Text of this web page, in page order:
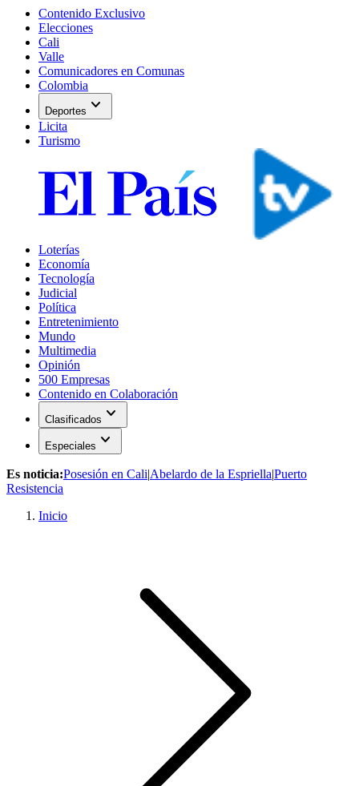
Contenido Exclusivo
Elecciones
Cali
Valle
Comunicadores en Comunas
Colombia
Deportes expand_more
Licita
Turismo
Loterías
Economía
Tecnología
Judicial
Política
Entretenimiento
Mundo
Multimedia
Opinión
500 Empresas
Contenido en Colaboración
Clasificados expand_more
Especiales expand_more
Es noticia:Posesión en Cali|Abelardo de la Espriella|Puerto
Resistencia
Inicio